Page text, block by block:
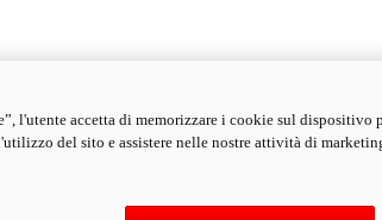
l'utente accetta di memorizzare i cookie sul dispositivo
del sito e assistere nelle nostre attività di